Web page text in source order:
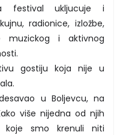
festival ukljucuje i
radionice, izložbe,
muzickog i aktivnog
gostiju koja nije u
u Boljevcu, na
više nijedna od njih
smo krenuli niti